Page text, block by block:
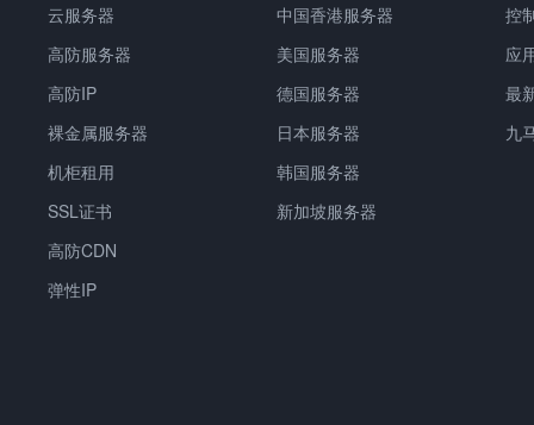
云服务器
高防服务器
高防IP
裸金属服务器
机柜租用
SSL证书
高防CDN
弹性IP
中国香港服务器
美国服务器
德国服务器
日本服务器
韩国服务器
新加坡服务器
控
应
最
九